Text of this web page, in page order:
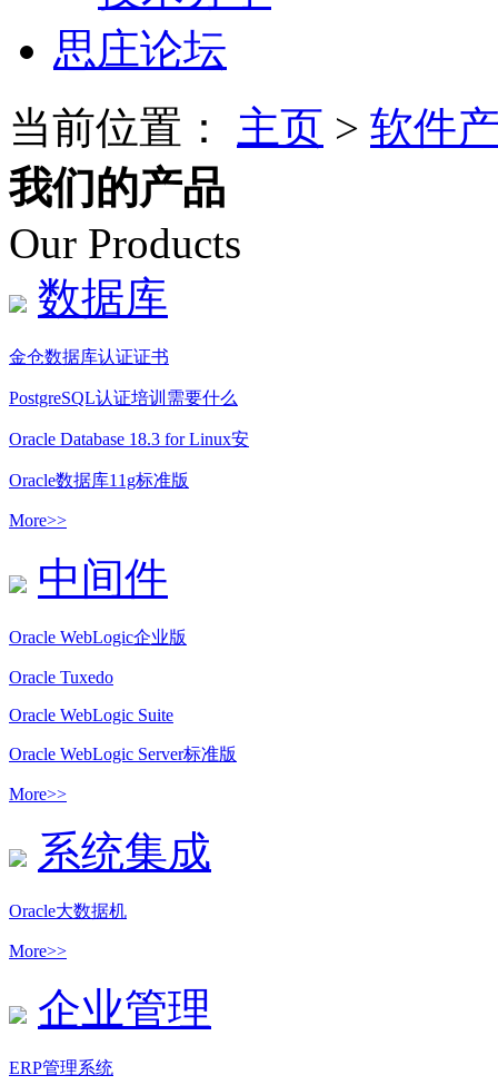
思庄论坛
当前位置：
主页 > 软件
我们的产品
Our Products
数据库
金仓数据库认证证书
PostgreSQL认证培训需要什么
Oracle Database 18.3 for Linux安
Oracle数据库11g标准版
More>>
中间件
Oracle WebLogic企业版
Oracle Tuxedo
Oracle WebLogic Suite
Oracle WebLogic Server标准版
More>>
系统集成
Oracle大数据机
More>>
企业管理
ERP管理系统